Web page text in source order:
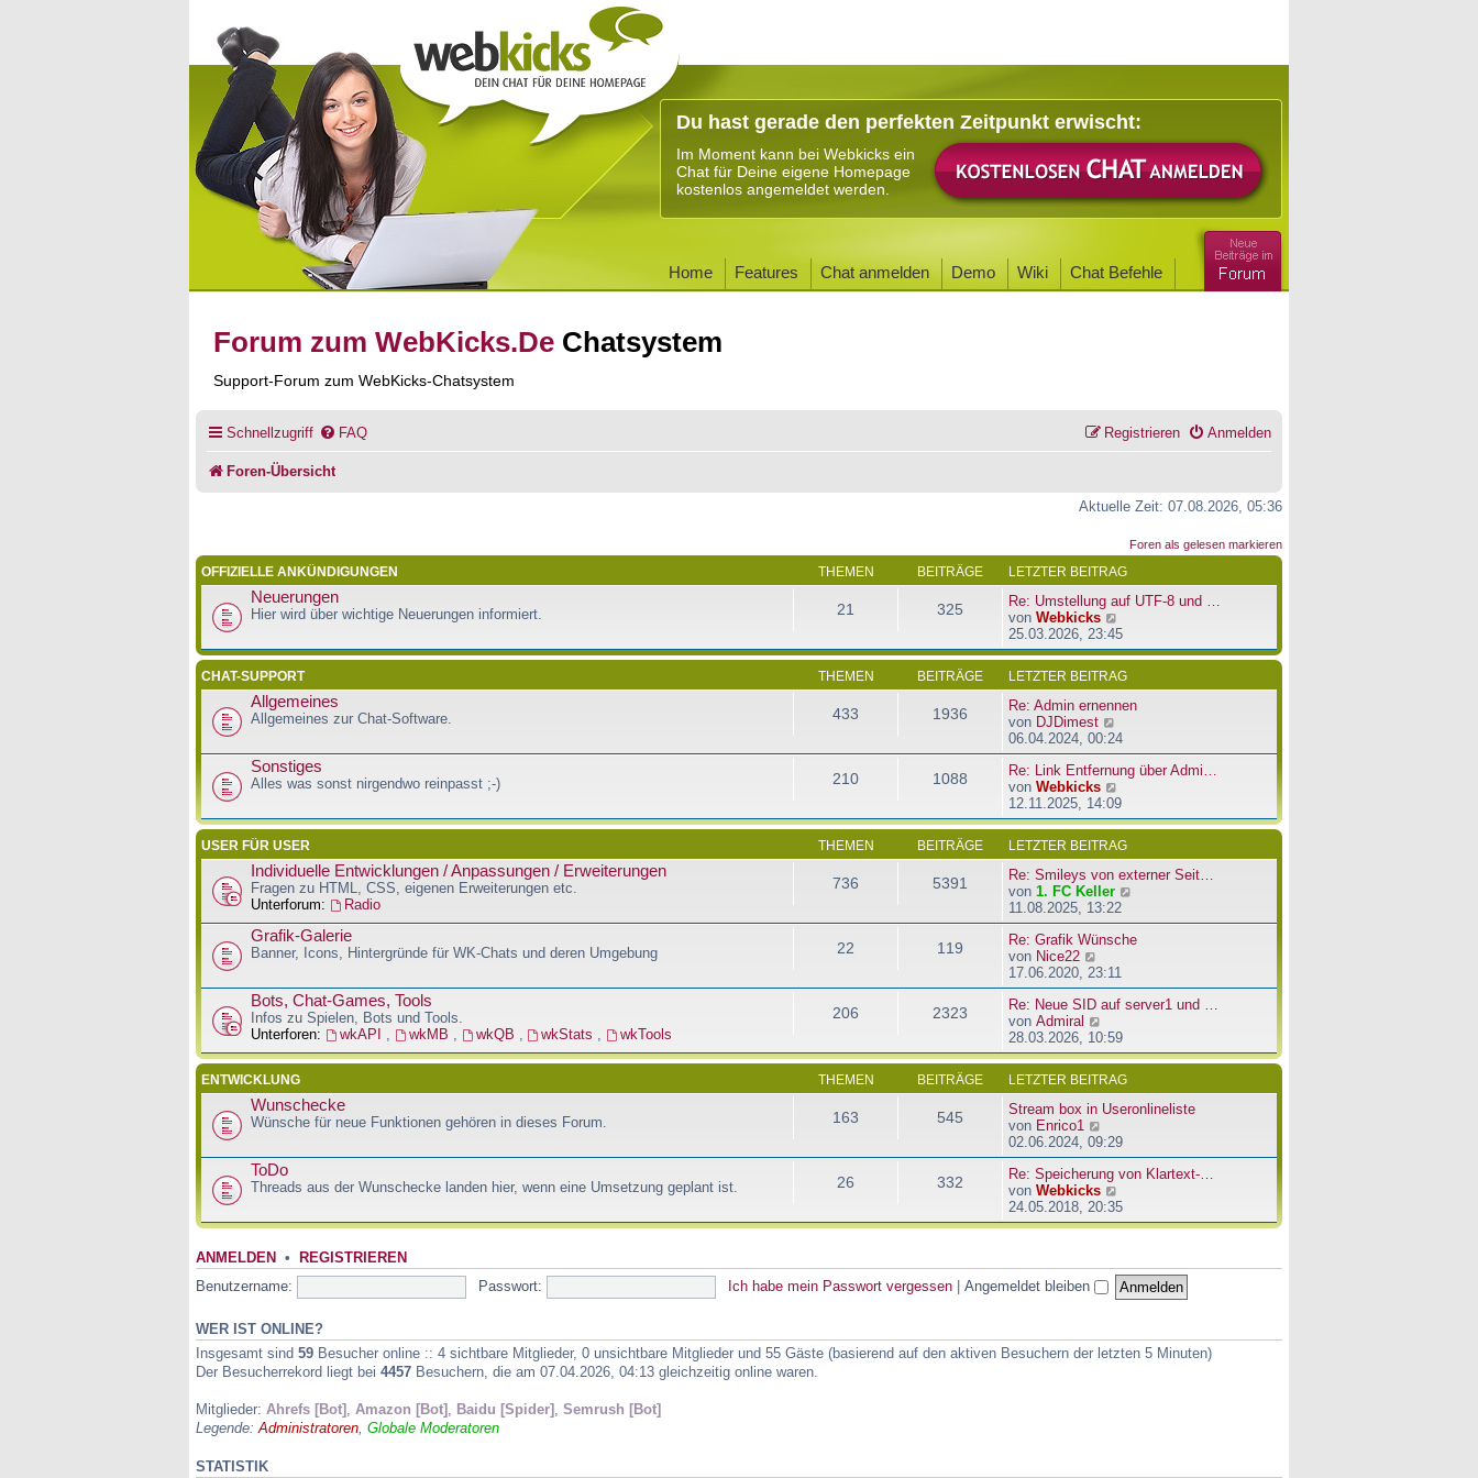
Du hast gerade den perfekten Zeitpunkt erwischt:
Im Moment kann bei Webkicks ein
Chat für Deine eigene Homepage
kostenlos angemeldet werden.
Home Features Chat anmelden Demo Wiki Chat Befehle
Forum zum WebKicks.De Chatsystem
Support-Forum zum WebKicks-Chatsystem
Schnellzugriff FAQ Anmelden
Registrieren
Foren-Übersicht
Aktuelle Zeit: 07.08.2026, 05:36
Foren als gelesen markieren
OFFIZIELLE ANKÜNDIGUNGEN THEMEN BEITRÄGE LETZTER BEITRAG
Neuerungen
Hier wird über wichtige Neuerungen informiert. 21 325
Re: Umstellung auf UTF-8 und …
von Webkicks
e
u
s
e
r
B
e
t
a
g
25.03.2026, 23:45
CHAT-SUPPORT THEMEN BEITRÄGE LETZTER BEITRAG
Allgemeines
Allgemeines zur Chat-Software. 433 1936
Re: Admin ernennen
von DJDimest
e
u
e
s
t
e
B
e
t
a
06.04.2024, 00:24
Sonstiges
Alles was sonst nirgendwo reinpasst ;-) 210 1088
Re: Link Entfernung über Admi…
von Webkicks
e
u
s
e
r
B
e
t
a
12.11.2025, 14:09
USER FÜR USER THEMEN BEITRÄGE LETZTER BEITRAG
Individuelle Entwicklungen / Anpassungen / Erweiterungen
Fragen zu HTML, CSS, eigenen Erweiterungen etc.
Unterforum:
Radio
736 5391
Re: Smileys von externer Seit…
von 1. FC Keller
u
e
e
r
i
a
11.08.2025, 13:22
Grafik-Galerie
Banner, Icons, Hintergründe für WK-Chats und deren Umgebung 22 119
Re: Grafik Wünsche
von Nice22
e
u
e
s
t
e
B
e
i
t
a
g
17.06.2020, 23:11
Bots, Chat-Games, Tools
Infos zu Spielen, Bots und Tools.
Unterforen:
wkAPI wkMB wkQB wkStats wkTools
206 2323
Re: Neue SID auf server1 und …
von Admiral
e
u
s
t
e
r
B
e
t
28.03.2026, 10:59
ENTWICKLUNG THEMEN BEITRÄGE LETZTER BEITRAG
Wunschecke
Wünsche für neue Funktionen gehören in dieses Forum. 163 545
Stream box in Useronlineliste
von Enrico1
e
u
e
s
t
e
e
a
g
02.06.2024, 09:29
ToDo
Threads aus der Wunschecke landen hier, wenn eine Umsetzung geplant ist. 26 332
Re: Speicherung von Klartext-…
von Webkicks
e
u
t
e
r
e
i
24.05.2018, 20:35
ANMELDEN • REGISTRIEREN
Benutzername: Passwort: Ich habe mein Passwort vergessen Angemeldet bleiben
WER IST ONLINE?
Insgesamt sind 59 Besucher online :: 4 sichtbare Mitglieder, 0 unsichtbare Mitglieder und 55 Gäste (basierend auf den aktiven Besuchern der letzten 5 Minuten)
Der Besucherrekord liegt bei 4457 Besuchern, die am 07.04.2026, 04:13 gleichzeitig online waren.
Mitglieder: Ahrefs [Bot] Amazon [Bot] Baidu [Spider]
Semrush [Bot]
Legende: Administratoren Globale Moderatoren
STATISTIK